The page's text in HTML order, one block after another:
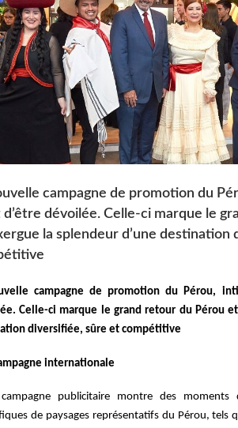
campagne de promotion du
dévoilée. Celle-ci marque le
la splendeur d’une destination
campagne de promotion du Pérou,
Celle-ci marque le grand retour du Pérou
diversifiée, sûre et compétitive
internationale
publicitaire montre des
de paysages représentatifs du Pérou, tels